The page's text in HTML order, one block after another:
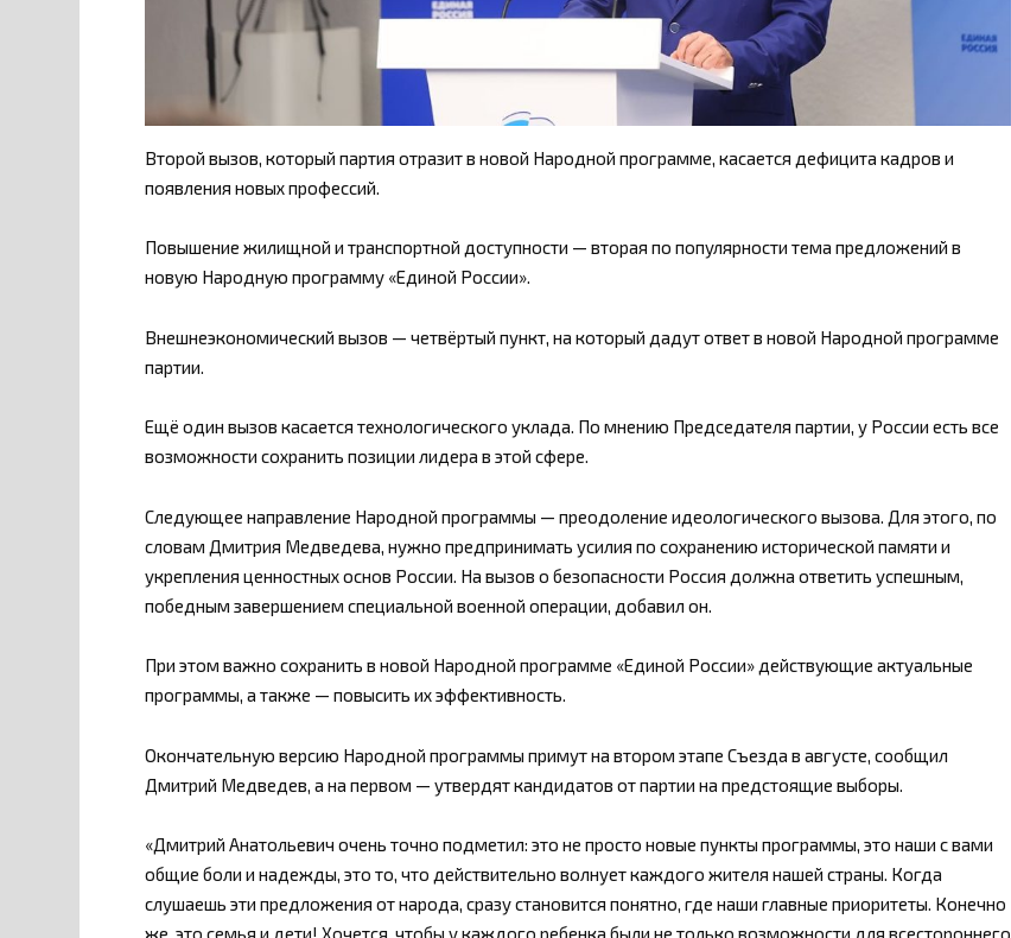
Второй вызов, который партия отразит в новой Народной программе, касается дефицита кадров и
появления новых профессий.
Повышение жилищной и транспортной доступности — вторая по популярности тема предложений в
новую Народную программу «Единой России».
Внешнеэкономический вызов — четвёртый пункт, на который дадут ответ в новой Народной программе
партии.
Ещё один вызов касается технологического уклада. По мнению Председателя партии, у России есть все
возможности сохранить позиции лидера в этой сфере.
Следующее направление Народной программы — преодоление идеологического вызова. Для этого, по
словам Дмитрия Медведева, нужно предпринимать усилия по сохранению исторической памяти и
укрепления ценностных основ России. На вызов о безопасности Россия должна ответить успешным,
победным завершением специальной военной операции, добавил он.
При этом важно сохранить в новой Народной программе «Единой России» действующие актуальные
программы, а также — повысить их эффективность.
Окончательную версию Народной программы примут на втором этапе Съезда в августе, сообщил
Дмитрий Медведев, а на первом — утвердят кандидатов от партии на предстоящие выборы.
«Дмитрий Анатольевич очень точно подметил: это не просто новые пункты программы, это наши с вами
общие боли и надежды, это то, что действительно волнует каждого жителя нашей страны. Когда
слушаешь эти предложения от народа, сразу становится понятно, где наши главные приоритеты. Конечно
же, это семья и дети! Хочется, чтобы у каждого ребенка были не только возможности для всестороннего